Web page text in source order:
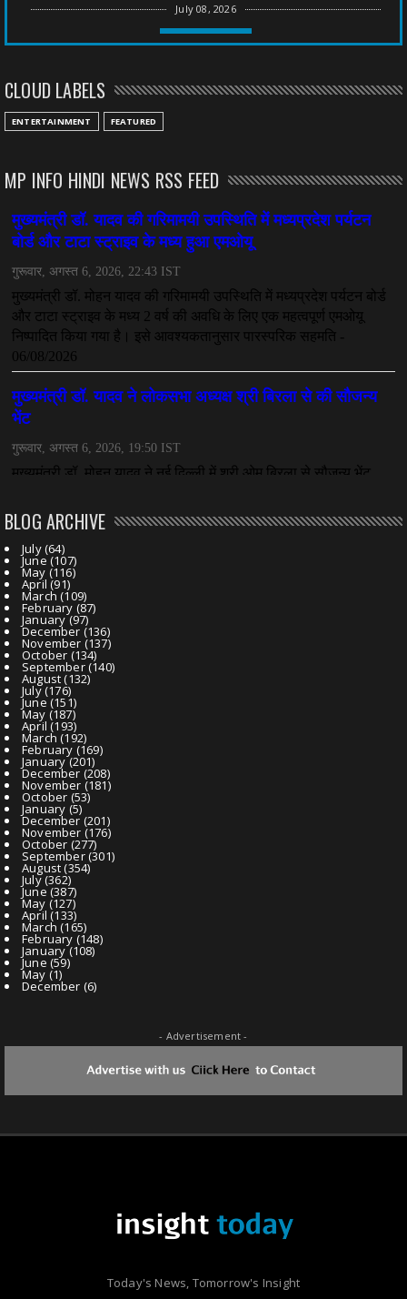
July 08, 2026
CHHATTISGARH
July 08, 2026
CHHATTISGARH
महादेव ऐप केस में बड़ा एक्शन, सौरभ चंद्राकर हिरासत में
July 08, 2026
CHHATTISGARH
तीजन बाई को याद करेगा छत्तीसगढ़ का लोक कला जगत
July 07, 2026
CLOUD LABELS
ENTERTAINMENT FEATURED
MP INFO HINDI NEWS RSS FEED
BLOG ARCHIVE
July(64)
June(107)
May (116)
April (91)
March (109)
February (87)
January(97)
December (136)
November (137)
October (134)
September(140)
August(132)
July(176)
June(151)
May (187)
April (193)
March (192)
February (169)
January(201)
December (208)
November (181)
October (53)
January (5)
December(201)
November (176)
October (277)
September(301)
August(354)
July(362)
June(387)
May (127)
April (133)
March (165)
February (148)
January(108)
June (59)
May (1)
December (6)
- Advertisement -
Today's News, Tomorrow's Insight